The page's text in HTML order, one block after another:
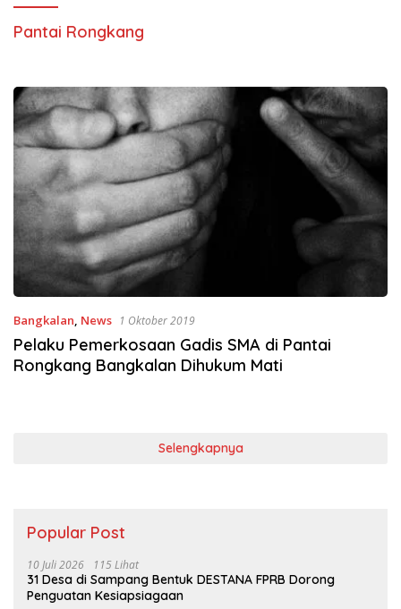
Pantai Rongkang
Bangkalan, News 1 Oktober 2019
Pelaku Pemerkosaan Gadis SMA di Pantai
Rongkang Bangkalan Dihukum Mati
Selengkapnya
Popular Post
10 Juli 2026 115 Lihat
31 Desa di Sampang Bentuk DESTANA FPRB Dorong
Penguatan Kesiapsiagaan